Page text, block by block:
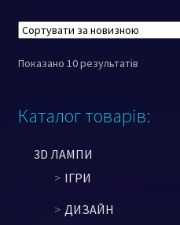
Показано 10 результатів
Каталог товарів:
3D ЛАМПИ
ІГРИ
ДИЗАЙН